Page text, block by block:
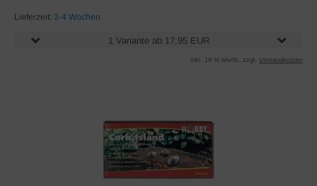
Lieferzeit: 3-4 Wochen
1 Variante ab 17,95 EUR
inkl. 19 % MwSt. zzgl. Versandkosten